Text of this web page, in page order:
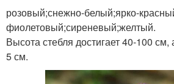
розовый;снежно-белый;ярко-
фиолетовый;сиреневый;желтый.
Высота стебля достигает 40-100 см,
5 см.